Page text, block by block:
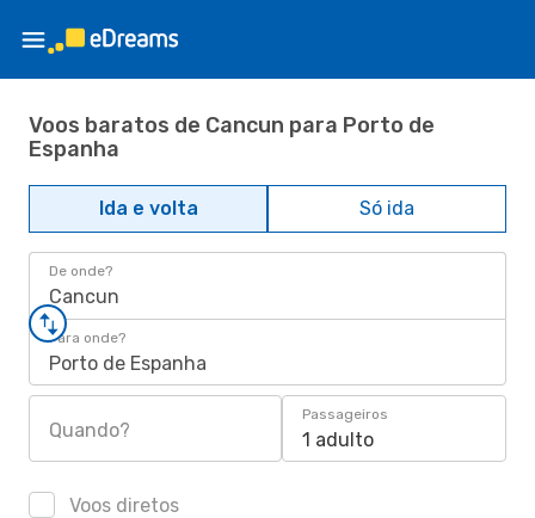
Voos baratos de Cancun para Porto de
Espanha
Ida e volta Só ida
De onde?
Cancun
Para onde?
Porto de Espanha
Quando?
Passageiros
1 adulto
Voos diretos